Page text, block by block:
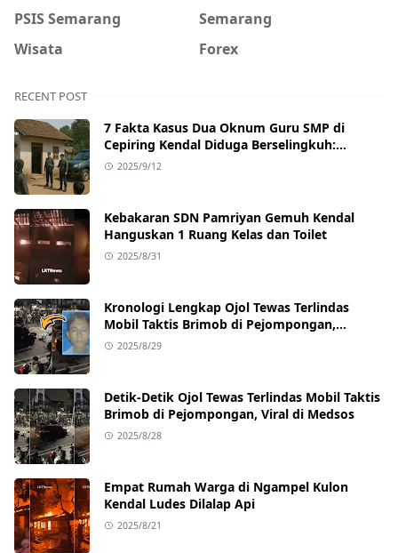
PSIS Semarang
Semarang
Wisata
Forex
RECENT POST
7 Fakta Kasus Dua Oknum Guru SMP di
Cepiring Kendal Diduga Berselingkuh:
Kronologi, Pengakuan, hingga Sanksi
2025/9/12
Kebakaran SDN Pamriyan Gemuh Kendal
Hanguskan 1 Ruang Kelas dan Toilet
2025/8/31
Kronologi Lengkap Ojol Tewas Terlindas
Mobil Taktis Brimob di Pejompongan,
Ternyata Sedang Antar Orderan
2025/8/29
Detik-Detik Ojol Tewas Terlindas Mobil Taktis
Brimob di Pejompongan, Viral di Medsos
2025/8/28
Empat Rumah Warga di Ngampel Kulon
Kendal Ludes Dilalap Api
2025/8/21